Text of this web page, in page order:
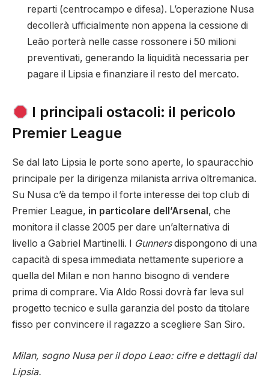
reparti (centrocampo e difesa). L’operazione Nusa
decollerà ufficialmente non appena la cessione di
Leão porterà nelle casse rossonere i 50 milioni
preventivati, generando la liquidità necessaria per
pagare il Lipsia e finanziare il resto del mercato.
I principali ostacoli: il pericolo
Premier League
Se dal lato Lipsia le porte sono aperte, lo spauracchio
principale per la dirigenza milanista arriva oltremanica.
Su Nusa c’è da tempo il forte interesse dei top club di
Premier League, in particolare dell’Arsenal, che
monitora il classe 2005 per dare un’alternativa di
livello a Gabriel Martinelli. I Gunnersdispongono di una
capacità di spesa immediata nettamente superiore a
quella del Milan e non hanno bisogno di vendere
prima di comprare. Via Aldo Rossi dovrà far leva sul
progetto tecnico e sulla garanzia del posto da titolare
fisso per convincere il ragazzo a scegliere San Siro.
Milan, sogno Nusa per il dopo Leao: cifre e dettagli dal
Lipsia.